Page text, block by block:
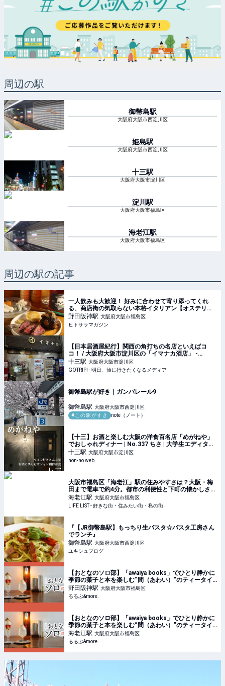
周辺の駅
御幣島駅
大阪府大阪市西淀川区
姫島駅
大阪府大阪市西淀川区
十三駅
大阪府大阪市淀川区
淀川 駅
大阪府大阪市福島区
海老江駅
大阪府大阪市福島区
周辺の駅の記事
一人飲みも大歓迎！ 好みに合わせて寄り添ってくれ
る、商店街の気取らない本格イタリアン【オステリア
トレビ】｜大阪・野田阪神 │ ヒトサラマガジン
野田阪神駅 大阪府大阪市福島区
ヒトサラマガジン
【日本居酒屋紀行】関西の角打ちの名店といえばコ
コ！ / 大阪府大阪市淀川区の「イマナカ酒店」 -
GOTRIP!
十三駅 大阪府大阪市淀川区
GOTRIP! - 明日、旅に行きたくなるメディア
御幣島駅が好き｜ガンバレール9
御幣島駅 大阪府大阪市西淀川区
#この駅がすき
note（ノート）
【十三】お酒と楽しむ大阪の洋食百名店「めがねや」
でおしゃれディナー | No.337 ちさ | 大学生エディター
ズ | non-no web
十三駅 大阪府大阪市淀川区
non-no web
大阪市福島区「海老江」駅の住みやすさは？大阪・梅
田まで電車で約4分。都市の利便性と下町の懐かしさが
同居する街 - LIFE LIST - 好きな街・住みたい街・私の
街
海老江駅 大阪府大阪市福島区
LIFE LIST - 好きな街・住みたい街・私の街
『【JR御幣島駅】もっちり生パスタ☆パスタ工房さん
でランチ』
御幣島駅 大阪府大阪市西淀川区
ユキシュブログ
【おとなのソロ部】「awaiya books」でひとり静かに
季節の菓子と本を楽しむ“間（あわい）”のティータイ
ムを｜るるぶ&more.
野田阪神駅 大阪府大阪市福島区
るるぶ&more.
【おとなのソロ部】「awaiya books」でひとり静かに
季節の菓子と本を楽しむ“間（あわい）”のティータイ
ムを｜るるぶ&more.
海老江駅 大阪府大阪市福島区
るるぶ&more.